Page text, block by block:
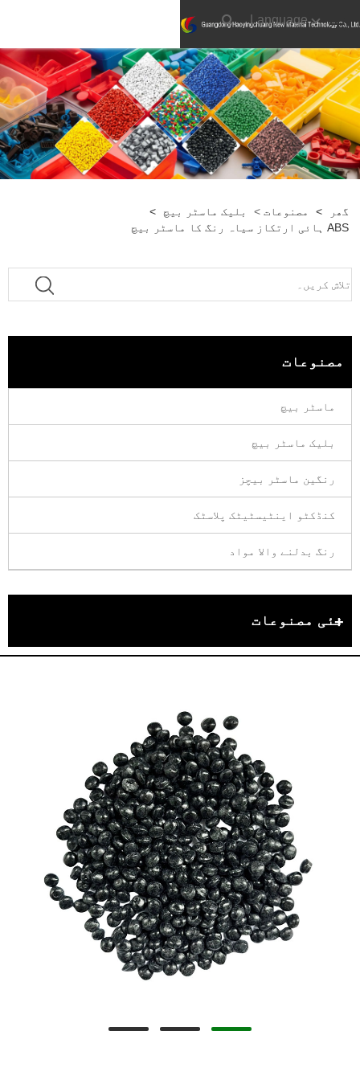
Language
گھر > مصنوعات> بلیک ماسٹر بیچ
>
ABS ہائی ارتکاز سیاہ رنگ کا ماسٹر بیچ
مصنوعات
ماسٹر بیچ
بلیک ماسٹر بیچ
رنگین ماسٹر بیچز
کنڈکٹو اینٹیسٹیٹک پلاسٹک
رنگ بدلنے والا مواد
نئی مصنوعات